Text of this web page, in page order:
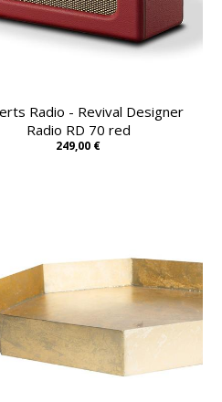
Radio - Revival Designer
Radio RD 70 red
249,00 €